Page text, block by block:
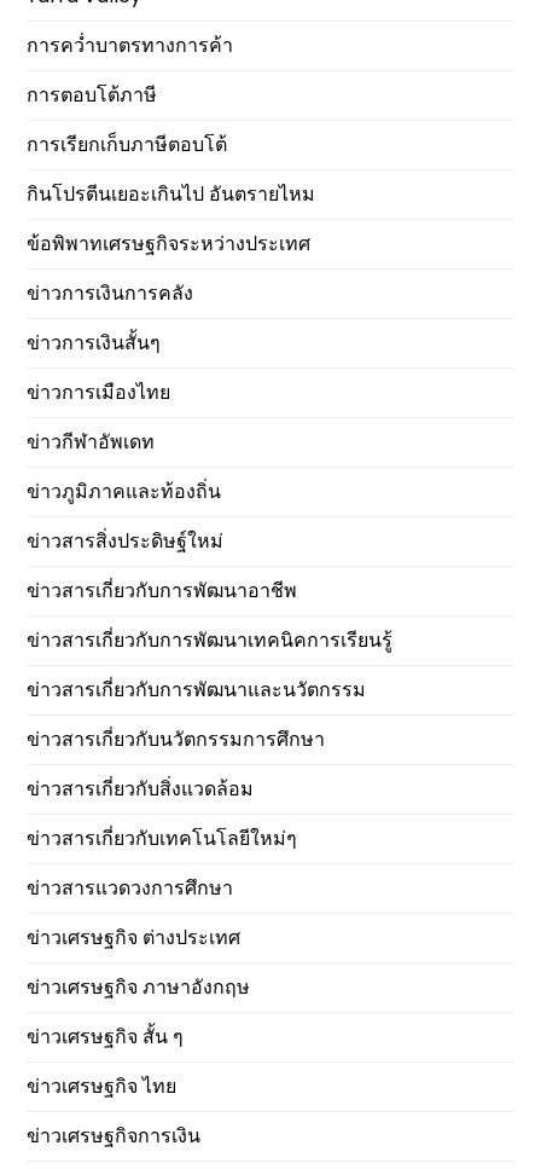
การคว่ำบาตรทางการค้า
การตอบโต้ภาษี
การเรียกเก็บภาษีตอบโต้
กินโปรตีนเยอะเกินไป อันตรายไหม
ข้อพิพาทเศรษฐกิจระหว่างประเทศ
ข่าวการเงินการคลัง
ข่าวการเงินสั้นๆ
ข่าวการเมืองไทย
ข่าวกีฬาอัพเดท
ข่าวภูมิภาคและท้องถิ่น
ข่าวสารสิ่งประดิษฐ์ใหม่
ข่าวสารเกี่ยวกับการพัฒนาอาชีพ
ข่าวสารเกี่ยวกับการพัฒนาเทคนิคการเรียนรู้
ข่าวสารเกี่ยวกับการพัฒนาและนวัตกรรม
ข่าวสารเกี่ยวกับนวัตกรรมการศึกษา
ข่าวสารเกี่ยวกับสิ่งแวดล้อม
ข่าวสารเกี่ยวกับเทคโนโลยีใหม่ๆ
ข่าวสารแวดวงการศึกษา
ข่าวเศรษฐกิจ ต่างประเทศ
ข่าวเศรษฐกิจ ภาษาอังกฤษ
ข่าวเศรษฐกิจ สั้น ๆ
ข่าวเศรษฐกิจ ไทย
ข่าวเศรษฐกิจการเงิน